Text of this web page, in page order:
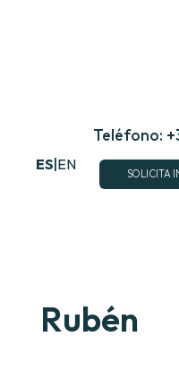
ES|EN
Teléfono:
SOLICITA
Rubén